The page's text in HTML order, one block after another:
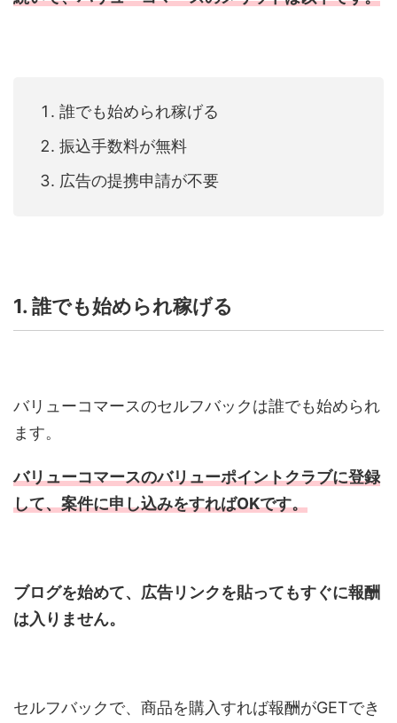
誰でも始められ稼げる
振込手数料が無料
広告の提携申請が不要
1. 誰でも始められ稼げる
バリューコマースのセルフバックは誰でも始められ
ます。
バリューコマースのバリューポイントクラブに登録
して、案件に申し込みをすればOKです。
ブログを始めて、広告リンクを貼ってもすぐに報酬
は入りません。
セルフバックで、商品を購入すれば報酬がGETでき